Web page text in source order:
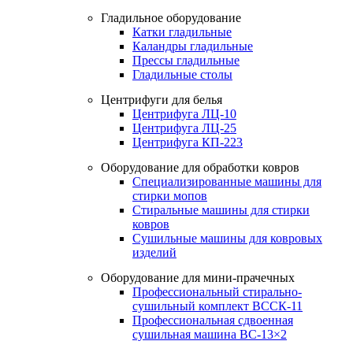
Гладильное оборудование
Катки гладильные
Каландры гладильные
Прессы гладильные
Гладильные столы
Центрифуги для белья
Центрифуга ЛЦ-10
Центрифуга ЛЦ-25
Центрифуга КП-223
Оборудование для обработки ковров
Специализированные машины для
стирки мопов
Стиральные машины для стирки
ковров
Сушильные машины для ковровых
изделий
Оборудование для мини-прачечных
Профессиональный стирально-
сушильный комплект ВССК-11
Профессиональная сдвоенная
сушильная машина ВС-13×2